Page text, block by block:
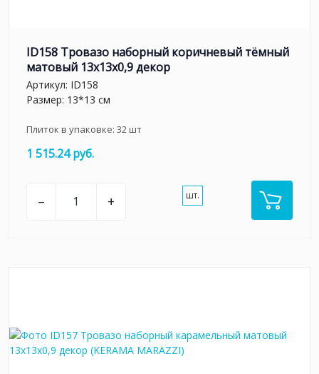
ID158 Тровазо наборный коричневый тёмный
матовый 13x13x0,9 декор
Артикул: ID158
Размер: 13*13 см
Плиток в упаковке: 32шт
1 515.24 руб.
– + шт.